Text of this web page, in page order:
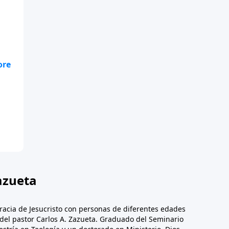
de Jesucristo con personas de diferentes edades
pastor Carlos A. Zazueta. Graduado del Seminario